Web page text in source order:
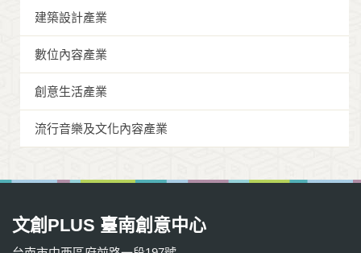
建築設計產業
數位內容產業
創意生活產業
流行音樂及文化內容產業
文創PLUS 臺南創意中心